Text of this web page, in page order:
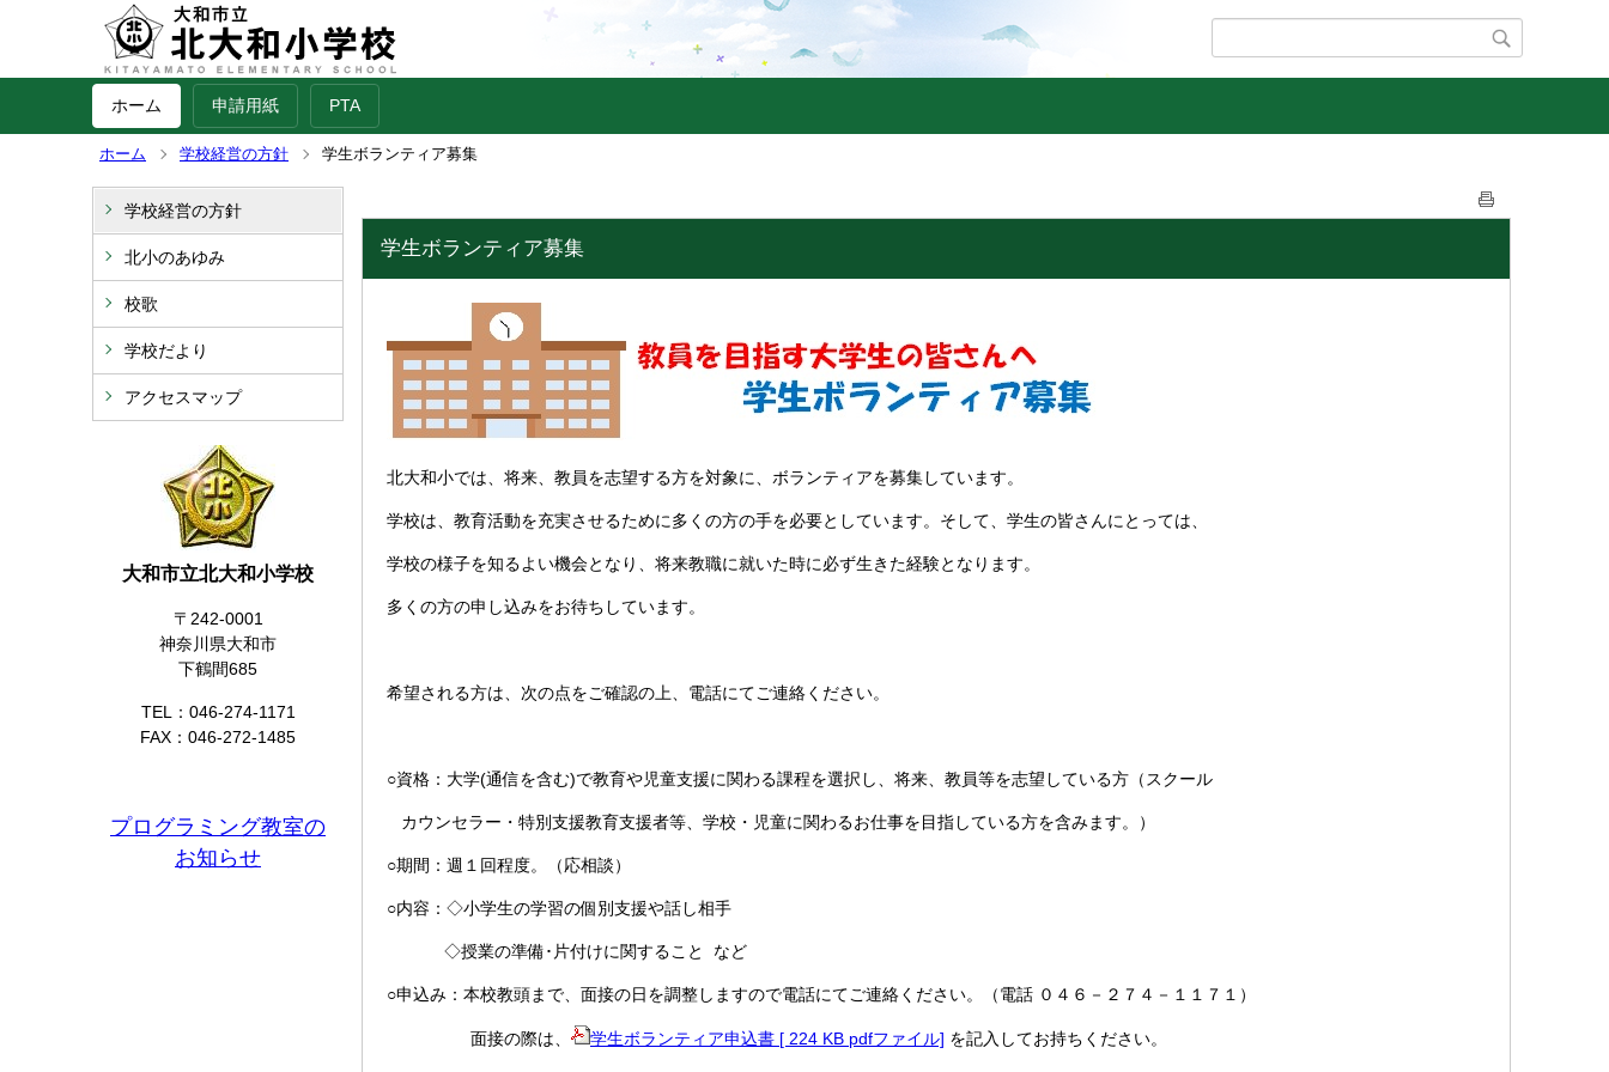
ホーム 申請用紙 PTA
ホーム 学校経営の方針 学生ボランティア募集
学校経営の方針
北小のあゆみ
校歌
学校だより
アクセスマップ
大和市立北大和小学校
〒242-0001
神奈川県大和市
下鶴間685
TEL：046-274-1171
FAX：046-272-1485
プログラミング教室の
お知らせ
学生ボランティア募集
北大和小では、将来、教員を志望する方を対象に、ボランティアを募集しています。
学校は、教育活動を充実させるために多くの方の手を必要としています。そして、学生の皆さんにとっては、
学校の様子を知るよい機会となり、将来教職に就いた時に必ず生きた経験となります。
多くの方の申し込みをお待ちしています。
希望される方は、次の点をご確認の上、電話にてご連絡ください。
○資格：大学(通信を含む)で教育や児童支援に関わる課程を選択し、将来、教員等を志望している方（スクール
カウンセラー・特別支援教育支援者等、学校・児童に関わるお仕事を目指している方を含みます。）
○期間：週１回程度。（応相談）
○内容：◇小学生の学習の個別支援や話し相手
◇授業の準備･片付けに関すること など
○申込み：本校教頭まで、面接の日を調整しますので電話にてご連絡ください。（電話 ０４６－２７４－１１７１）
面接の際は、 学生ボランティア申込書 [ 224 KB pdfファイル] を記入してお持ちください。